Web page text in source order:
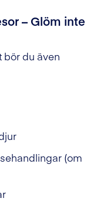
– Glöm inte
bör du även
(om